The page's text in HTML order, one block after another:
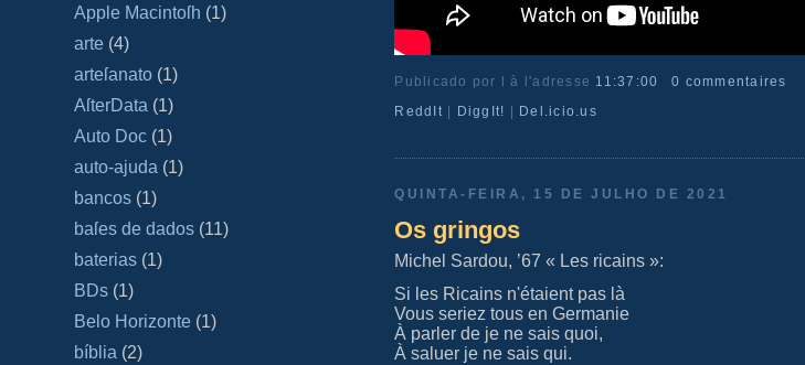
Apple Macintoſh (1)
arte (4)
arteſanato (1)
AſterData (1)
Auto Doc (1)
auto-ajuda (1)
bancos (1)
baſes de dados (11)
baterias (1)
BDs (1)
Belo Horizonte (1)
bíblia (2)
Publicado por là l'adresse 11:37:00
0 commentaires
ReddIt | DiggIt! | Del.icio.us
QUINTA-FEIRA, 15 DE JULHO DE 2021
Os gringos
Michel Sardou, ’67 « Les ricains »:
Si les Ricains n'étaient pas là
Vous seriez tous en Germanie
À parler de je ne sais quoi,
À saluer je ne sais qui.